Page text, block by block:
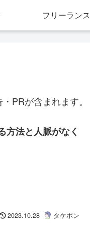
フリーランス
PRが含まれます。
方法と人脈がなく
2023.10.28 タケポン